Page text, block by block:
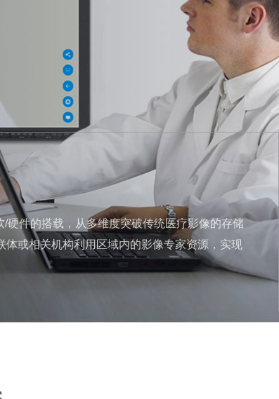
硬件的搭载，从多维度突破传统医疗影像的存储
体或相关机构利用区域内的影像专家资源，实现